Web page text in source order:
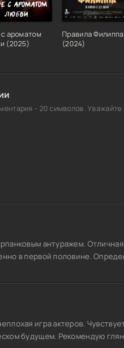
ароматом
(2025)
Правила Филиппа
(2024)
- 20 символов. Уважайте
антуражем.
в первой половине.
игра актеров.
будущем. Рекомендую